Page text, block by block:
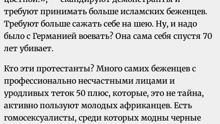
требуют принимать больше исламских беженцев.
Требуют больше сажать себе на шею. Ну, и надо
было с Германией воевать? Она сама себя спустя 70
лет убивает.
Кто эти протестанты? Много самих беженцев с
профессионально несчастными лицами и
уродливых теток 50 плюс, которые, это не тайна,
активно пользуют молодых африканцев. Есть
гомосексуалисты, среди которых модны черные